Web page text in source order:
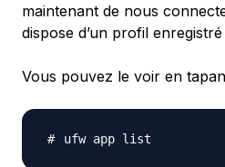
maintenant de nous
dispose d’un profil
Vous pouvez le voir en